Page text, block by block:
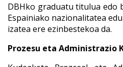
DBHko graduatu titulua edo
Espainiako nazionalitatea
izatea ere ezinbestekoa da.
Prozesu eta Administrazio